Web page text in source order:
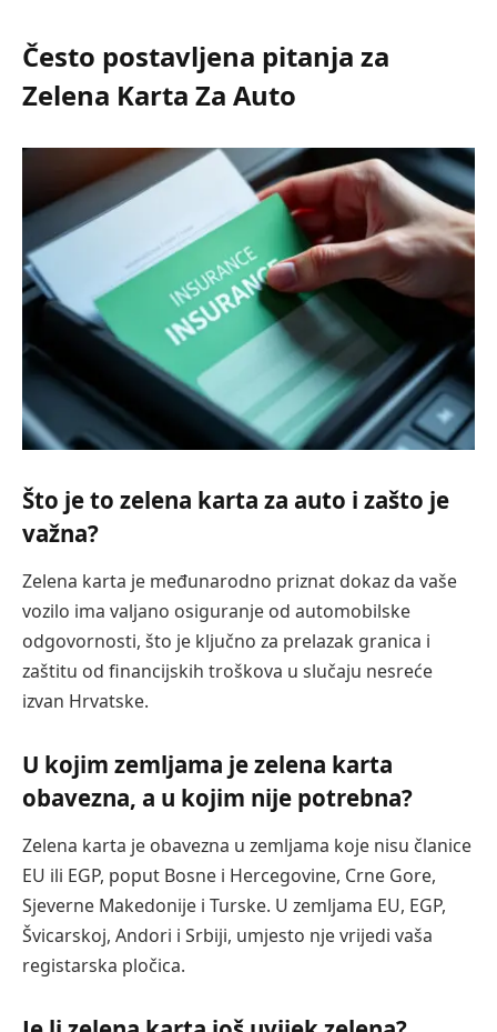
Često postavljena pitanja za
Zelena Karta Za Auto
Što je to zelena karta za auto i zašto je
važna?
Zelena karta je međunarodno priznat dokaz da vaše
vozilo ima valjano osiguranje od automobilske
odgovornosti, što je ključno za prelazak granica i
zaštitu od financijskih troškova u slučaju nesreće
izvan Hrvatske.
U kojim zemljama je zelena karta
obavezna, a u kojim nije potrebna?
Zelena karta je obavezna u zemljama koje nisu članice
EU ili EGP, poput Bosne i Hercegovine, Crne Gore,
Sjeverne Makedonije i Turske. U zemljama EU, EGP,
Švicarskoj, Andori i Srbiji, umjesto nje vrijedi vaša
registarska pločica.